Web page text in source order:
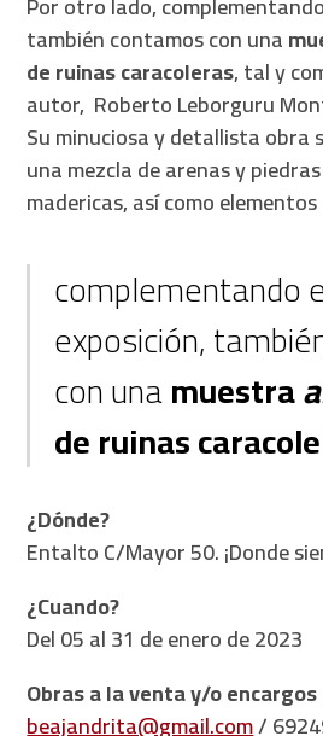
también contamos con una
de ruinas caracoleras, tal y
autor, Roberto Leborguru
Su minuciosa y detallista obra
una mezcla de arenas y
madericas, así como
complementando
exposición,
con unamuestra
de ruinas
¿Dónde?
Entalto C/Mayor 50. ¡Donde
¿Cuando?
Del 05 al 31 de enero de 2023
Obras a la venta y/o encargos
beajandrita@gmail.com/